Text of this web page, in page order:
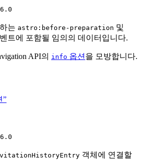
는 astro:before-preparation 및
트에 포함될 임의의 데이터입니다.
API의 info 옵션 을 모방합니다.
”
객체에 연결할